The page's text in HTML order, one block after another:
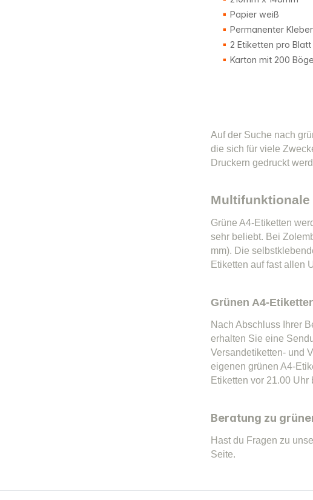
Papier weiß
Permanenter Kleber
2 Etiketten pro Blatt
Karton mit 200
Auf der Suche nach
die sich für viele
Druckern gedruckt
Multifunktionale
Grüne A4-Etiketten
sehr beliebt. Bei
mm). Die
Etiketten auf fast allen
Grünen A4-
Nach Abschluss Ihrer
erhalten Sie eine
Versandetiketten- und
eigenen grünen A4-
Etiketten vor 21.00
Beratung zu
Hast du Fragen zu
Seite.